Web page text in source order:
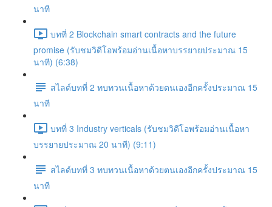
นาที
บทที่ 2 Blockchain smart contracts and the future
promise (รับชมวิดีโอพร้อมอ่านเนื้อหาบรรยายประมาณ 15
นาที) (6:38)
สไลด์บทที่ 2 ทบทวนเนื้อหาด้วยตนเองอีกครั้งประมาณ 15
นาที
บทที่ 3 Industry verticals (รับชมวิดีโอพร้อมอ่านเนื้อหา
บรรยายประมาณ 20 นาที) (9:11)
สไลด์บทที่ 3 ทบทวนเนื้อหาด้วยตนเองอีกครั้งประมาณ 15
นาที